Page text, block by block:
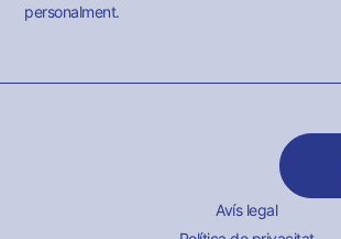
personalment.
Avís legal